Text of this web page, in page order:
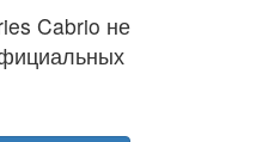
Cabrio не